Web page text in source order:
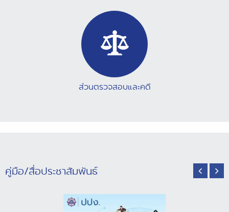
ส่วนตรวจสอบและคดี
คู่มือ/สื่อประชาสัมพันธ์